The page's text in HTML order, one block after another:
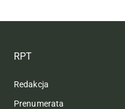
RPT
Redakcja
Prenumerata